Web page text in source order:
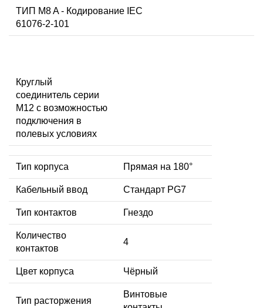
ТИП M8 A - Кодирование IEC
61076-2-101
Круглый
соединитель серии
M12 с возможностью
подключения в
полевых условиях
Тип корпуса Прямая на 180°
Кабельный ввод Стандарт PG7
Тип контактов Гнездо
Количество
контактов
4
Цвет корпуса Чёрный
Тип расторжения
Винтовые